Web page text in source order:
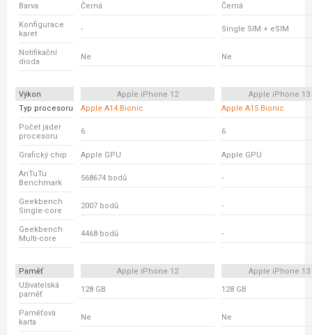
Barva Černá Černá
Konfigurace
karet
- Single SIM + eSIM
Notifikační
dioda
Ne Ne
Výkon Apple iPhone 12
Apple iPhone
Typ procesoru
Apple A14 Bionic Apple A15 Bionic
Počet jader
procesoru
6 6
Grafický chip Apple GPU Apple GPU
AnTuTu
Benchmark
568674 bodů -
Geekbench
Single-core
2007 bodů -
Geekbench
Multi-core
4468 bodů -
Paměť Apple iPhone 12
Apple iPhone
Uživatelská
paměť
128 GB 128 GB
Paměťová
karta
Ne Ne